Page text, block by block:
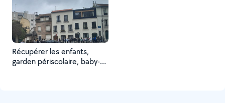
Récupérer les enfants,
garden périscolaire, baby-